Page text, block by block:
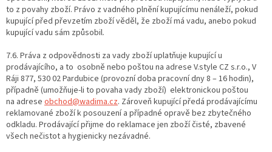
to z povahy zboží. Právo z vadného plnění kupujícímu nenáleží, pokud
kupující před převzetím zboží věděl, že zboží má vadu, anebo pokud
kupující vadu sám způsobil.
7.6. Práva z odpovědnosti za vady zboží uplatňuje kupující u
prodávajícího, a to osobně nebo poštou na adrese V.style CZ s.r.o., V
Ráji 877, 530 02 Pardubice (provozní doba pracovní dny 8 – 16 hodin),
případně (umožňuje-li to povaha vady zboží) elektronickou poštou
na adrese obchod@wadima.cz. Zároveň kupující předá prodávajícímu
reklamované zboží k posouzení a případné opravě bez zbytečného
odkladu. Prodávající přijme do reklamace jen zboží čisté, zbavené
všech nečistot a hygienicky nezávadné.